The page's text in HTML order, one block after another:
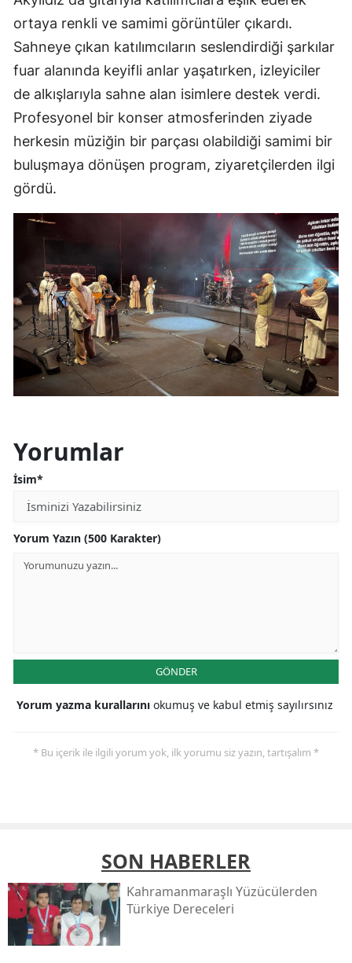
ortaya renkli ve samimi görüntüler çıkardı.
Sahneye çıkan katılımcıların seslendirdiği şarkılar
fuar alanında keyifli anlar yaşatırken, izleyiciler
de alkışlarıyla sahne alan isimlere destek verdi.
Profesyonel bir konser atmosferinden ziyade
herkesin müziğin bir parçası olabildiği samimi bir
buluşmaya dönüşen program, ziyaretçilerden ilgi
gördü.
Yorumlar
İsim*
Yorum Yazın (500 Karakter)
GÖNDER
Yorum yazma kurallarını okumuş ve kabul etmiş sayılırsınız
* Bu içerik ile ilgili yorum yok, ilk yorumu siz yazın, tartışalım *
SON HABERLER
Kahramanmaraşlı Yüzücülerden
Türkiye Dereceleri